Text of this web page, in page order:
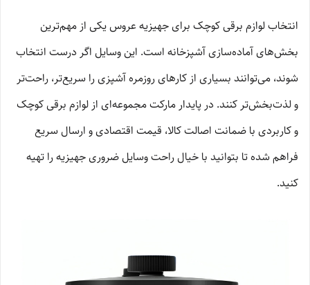
انتخاب لوازم برقی کوچک برای جهیزیه عروس یکی از مهم‌ترین
بخش‌های آماده‌سازی آشپزخانه است. این وسایل اگر درست انتخاب
شوند، می‌توانند بسیاری از کارهای روزمره آشپزی را سریع‌تر، راحت‌تر
و لذت‌بخش‌تر کنند. در پایدار مارکت مجموعه‌ای از لوازم برقی کوچک
و کاربردی با ضمانت اصالت کالا، قیمت اقتصادی و ارسال سریع
فراهم شده تا بتوانید با خیال راحت وسایل ضروری جهیزیه را تهیه
کنید.